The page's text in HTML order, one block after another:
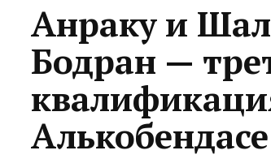
Анраку и
Бодран —
Алькобендасе